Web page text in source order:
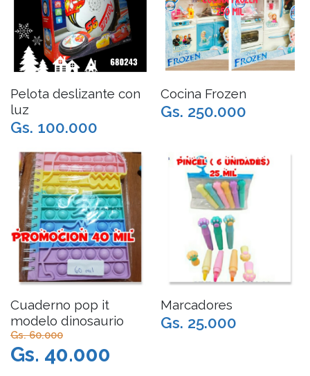
Pelota deslizante con
luz
Gs. 100.000
Cocina Frozen
Gs. 250.000
Cuaderno pop it
modelo dinosaurio
Gs. 60.000
Gs. 40.000
Marcadores
Gs. 25.000